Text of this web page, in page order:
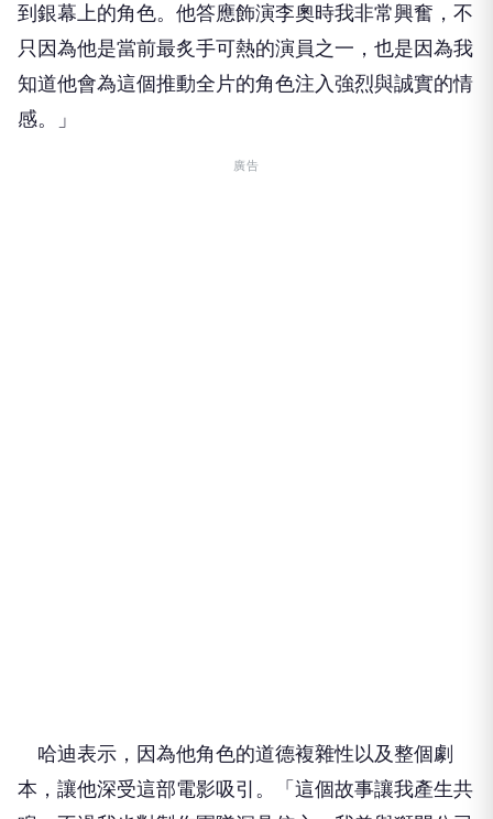
到銀幕上的角色。他答應飾演李奧時我非常興奮，不
只因為他是當前最炙手可熱的演員之一，也是因為我
知道他會為這個推動全片的角色注入強烈與誠實的情
感。」
廣告
哈迪表示，因為他角色的道德複雜性以及整個劇
本，讓他深受這部電影吸引。「這個故事讓我產生共